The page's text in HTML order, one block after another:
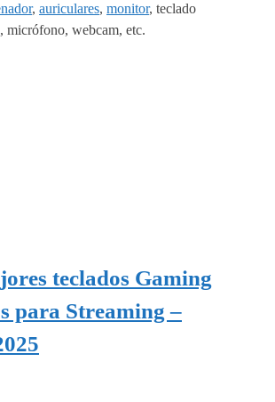
, auriculares, monitor, teclado
micrófono, webcam, etc.
teclados Gaming
para Streaming –